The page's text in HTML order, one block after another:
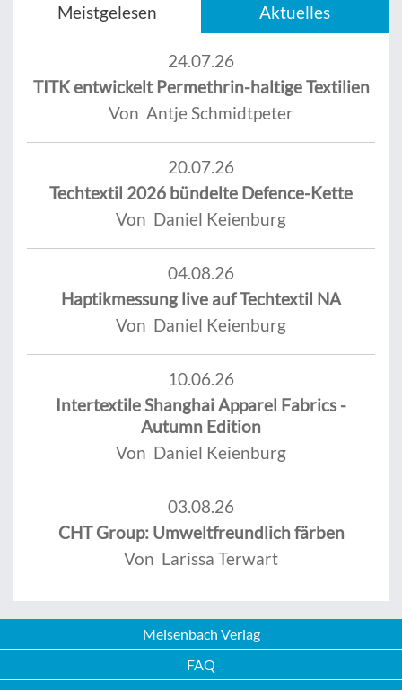
Meistgelesen Aktuelles
24.07.26
TITK entwickelt Permethrin-haltige Textilien
Von Antje Schmidtpeter
20.07.26
Techtextil 2026 bündelte Defence-Kette
Von Daniel Keienburg
04.08.26
Haptikmessung live auf Techtextil NA
Von Daniel Keienburg
10.06.26
Intertextile Shanghai Apparel Fabrics -
Autumn Edition
Von Daniel Keienburg
03.08.26
CHT Group: Umweltfreundlich färben
Von Larissa Terwart
Meisenbach Verlag
FAQ